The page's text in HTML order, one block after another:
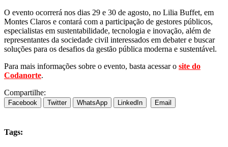
O evento ocorrerá nos dias 29 e 30 de agosto, no Lilia Buffet, em
Montes Claros e contará com a participação de gestores públicos,
especialistas em sustentabilidade, tecnologia e inovação, além de
representantes da sociedade civil interessados em debater e buscar
soluções para os desafios da gestão pública moderna e sustentável.
Para mais informações sobre o evento, basta acessar o site do
Codanorte.
Compartilhe:
Facebook Twitter WhatsApp LinkedIn Email
Tags: